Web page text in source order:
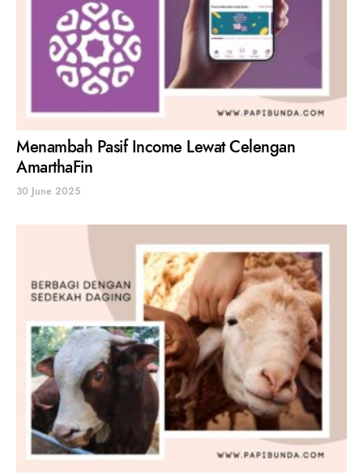
Menambah Pasif Income Lewat Celengan
AmarthaFin
30 June 2025